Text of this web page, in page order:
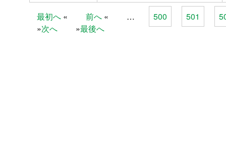
Pages
最初へ 前へ … 500 501
次へ
最後へ